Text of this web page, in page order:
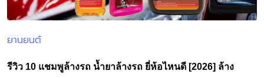
Posted
ยานยนต์
รีวิว 10 แชมพูล้างรถ น้ำยาล้างรถ ยี่ห้อไหนดี [2026] ล้าง